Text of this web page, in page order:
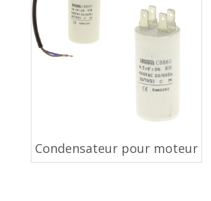
Condensateur pour moteur